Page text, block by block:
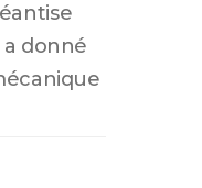
donné